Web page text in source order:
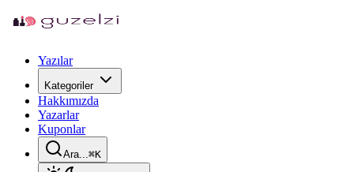
Yazılar
Kategoriler
Hakkımızda
Yazarlar
Kuponlar
Ara...⌘K